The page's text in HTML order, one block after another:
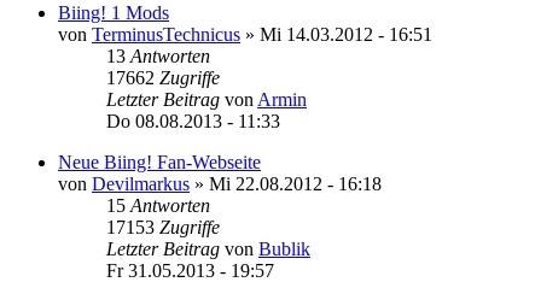
Biing! 1 Mods
von TerminusTechnicus » Mi 14.03.2012 - 16:51
13 Antworten
17662 Zugriffe
Letzter Beitrag von Armin
Do 08.08.2013 - 11:33
Neue Biing! Fan-Webseite
von Devilmarkus » Mi 22.08.2012 - 16:18
15 Antworten
17153 Zugriffe
Letzter Beitrag von Bublik
Fr 31.05.2013 - 19:57